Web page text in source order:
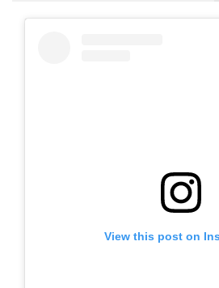
View this post on